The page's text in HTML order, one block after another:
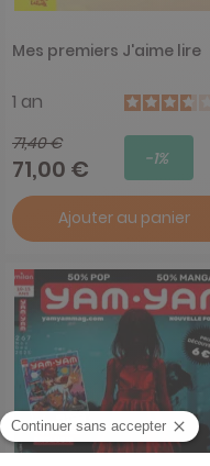
Mes premiers J'aime lire
1 an
71,40 €
71,00 € -1%
Ajouter au panier